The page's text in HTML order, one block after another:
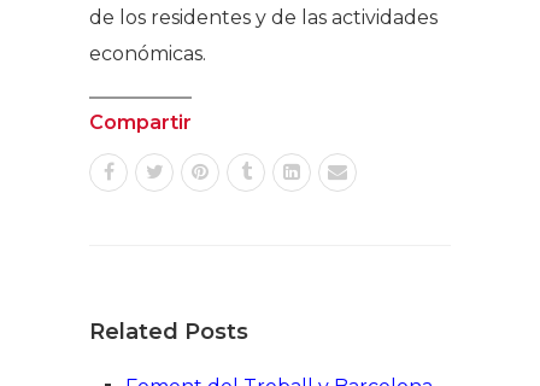
de los residentes y de las actividades
económicas.
Compartir
Related Posts